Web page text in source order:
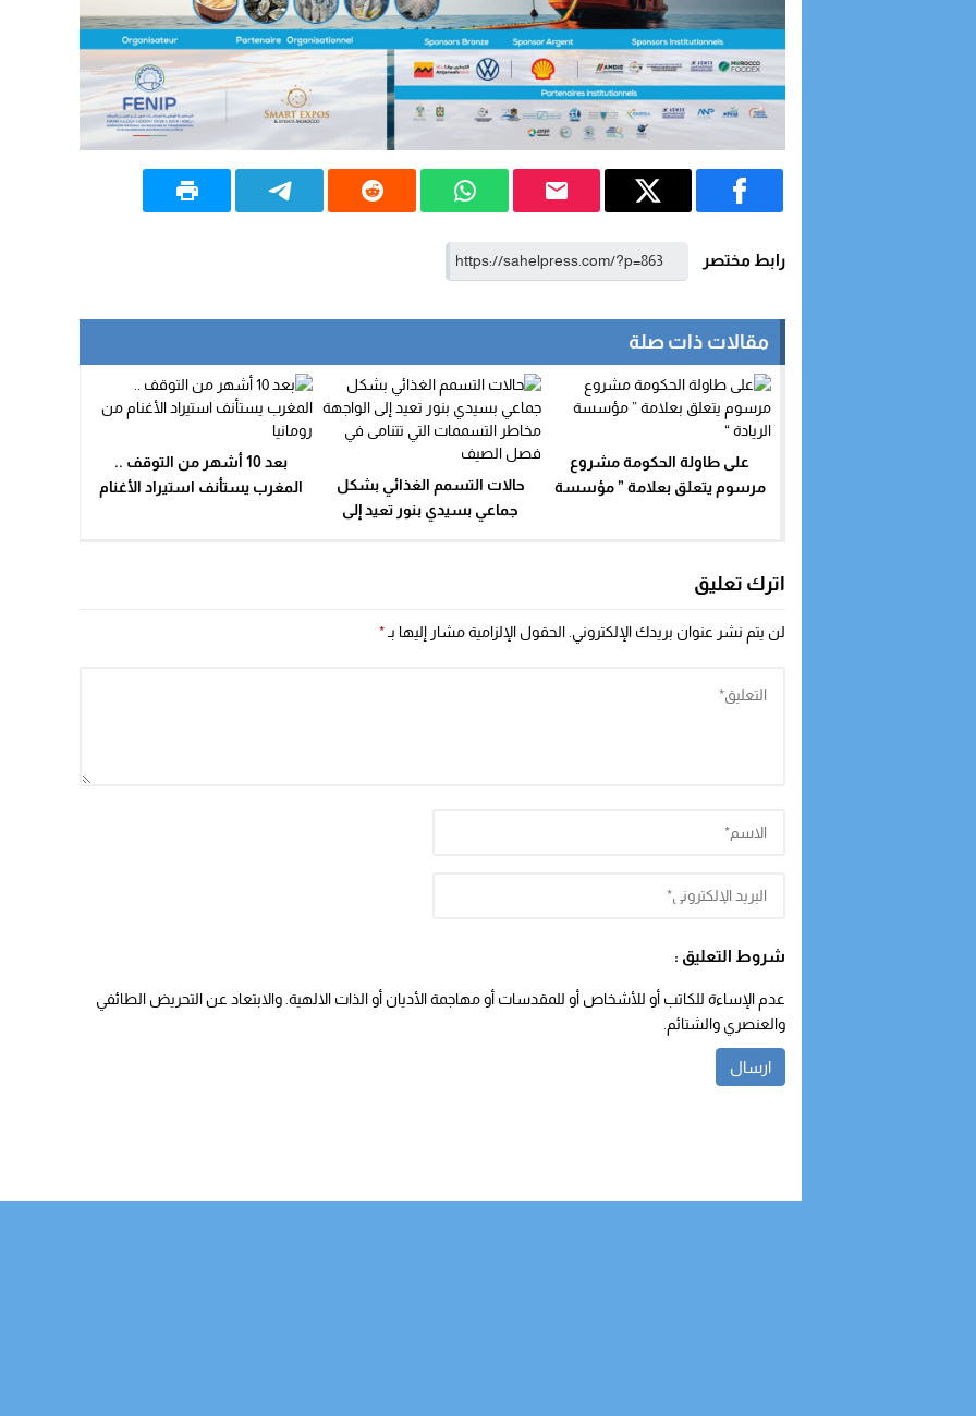
رابط مختصر
مقالات ذات صلة
على طاولة الحكومة مشروع
مرسوم يتعلق بعلامة ” مؤسسة
حالات التسمم الغذائي بشكل
جماعي بسيدي بنور تعيد إلى
بعد 10 أشهر من التوقف ..
المغرب يستأنف استيراد الأغنام
اترك تعليق
لن يتم نشر عنوان بريدك الإلكتروني. الحقول الإلزامية مشار إليها بـ *
شروط التعليق :
عدم الإساءة للكاتب أو للأشخاص أو للمقدسات أو مهاجمة الأديان أو الذات الالهية. والابتعاد عن التحريض الطائفي
والعنصري والشتائم.